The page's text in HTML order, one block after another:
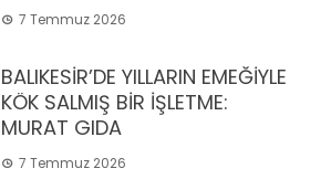
7 Temmuz 2026
BALIKESİR’DE YILLARIN EMEĞİYLE
KÖK SALMIŞ BİR İŞLETME:
MURAT GIDA
7 Temmuz 2026